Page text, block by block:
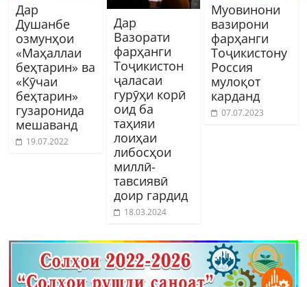
Дар
Душанбе
озмунҳои
«Маҳаллаи
беҳтарин» ва
«Кӯчаи
беҳтарин»
гузаронида
мешаванд
19.07.2022
Дар
Вазорати
фарҳанги
Тоҷикистон
ҷаласаи
гурӯҳи корӣ
оид ба
таҳияи
лоиҳаи
либосҳои
миллӣ-
тавсиявӣ
доир гардид
18.03.2024
Муовинони
вазирони
фарҳанги
Тоҷикистону
Россия
мулоқот
карданд
07.07.2023